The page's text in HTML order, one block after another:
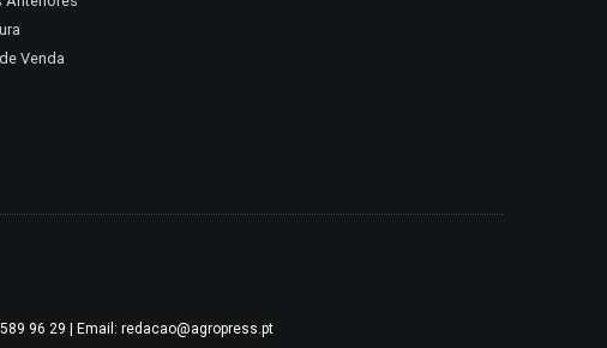
Venda
96 29 | Email: redacao@agropress.pt